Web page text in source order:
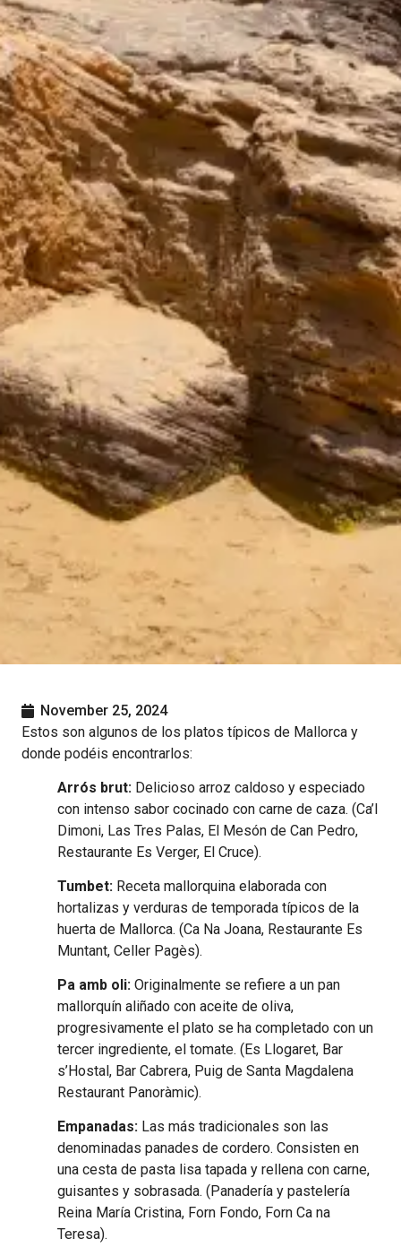
November 25, 2024
Estos son algunos de los platos típicos de Mallorca y
donde podéis encontrarlos:
Arrós brut: Delicioso arroz caldoso y especiado
con intenso sabor cocinado con carne de caza. (Ca’l
Dimoni, Las Tres Palas, El Mesón de Can Pedro,
Restaurante Es Verger, El Cruce).
Tumbet: Receta mallorquina elaborada con
hortalizas y verduras de temporada típicos de la
huerta de Mallorca. (Ca Na Joana, Restaurante Es
Muntant, Celler Pagès).
Pa amb oli: Originalmente se refiere a un pan
mallorquín aliñado con aceite de oliva,
progresivamente el plato se ha completado con un
tercer ingrediente, el tomate. (Es Llogaret, Bar
s’Hostal, Bar Cabrera, Puig de Santa Magdalena
Restaurant Panoràmic).
Empanadas: Las más tradicionales son las
denominadas panades de cordero. Consisten en
una cesta de pasta lisa tapada y rellena con carne,
guisantes y sobrasada. (Panadería y pastelería
Reina María Cristina, Forn Fondo, Forn Ca na
Teresa).